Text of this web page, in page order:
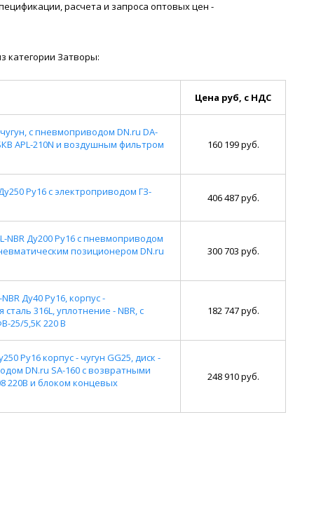
расчета и запроса оптовых цен -
категории Затворы:
Цена руб, с НДС
с пневмоприводом DN.ru DA-
APL-210N и воздушным фильтром
160 199 руб.
Ру16 с электроприводом ГЗ-
406 487 руб.
NBR Ду200 Ру16 с пневмоприводом
позиционером DN.ru
300 703 руб.
Ду40 Ру16, корпус -
316L, уплотнение - NBR, с
25/5,5К 220 В
182 747 руб.
Ру16 корпус - чугун GG25, диск -
DN.ru SA-160 с возвратными
220В и блоком концевых
248 910 руб.